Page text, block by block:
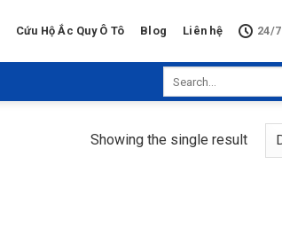
Cứu Hộ Ắc Quy Ô Tô Blog Liên hệ 24/7
Showing the single result